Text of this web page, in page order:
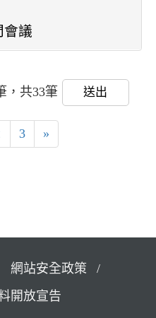
會議
，共33筆 送出
3 »
網站安全政策
開放宣告